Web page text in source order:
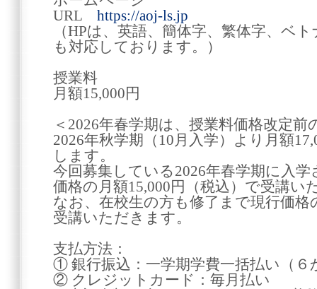
URL https://aoj-ls.jp
（HPは、英語、簡体字、繁体字、ベ
も対応しております。）
授業料
月額15,000円
＜2026年春学期は、授業料価格改定前
2026年秋学期（10月入学）より月額
します。
今回募集している2026年春学期に入
価格の月額15,000円（税込）で受講い
なお、在校生の方も修了まで現行価格
受講いただきます。
支払方法：
① 銀行振込：一学期学費一括払い（６
② クレジットカード：毎月払い